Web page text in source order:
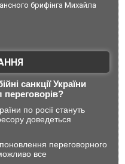
брифінга Михайла
санкції України
переговорів?
по росії стануть
доведеться
переговорного
все